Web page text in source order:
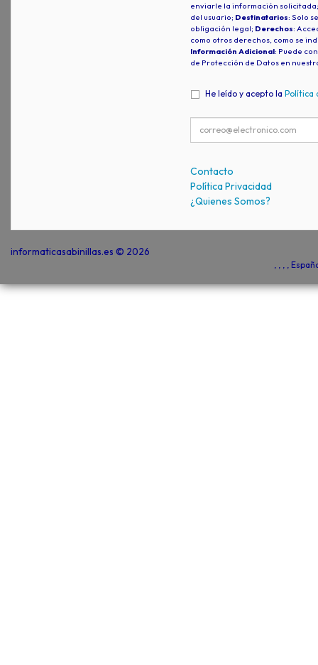
enviarle la información
del usuario; Destinatarios: Solo
obligación legal; Derechos:
como otros derechos, como se
Información Adicional: Puede
de Protección de Datos en
He leído y acepto la Política
Contacto
Política Privacidad
¿Quienes Somos?
informaticasabinillas.es © 2026
, , , ,